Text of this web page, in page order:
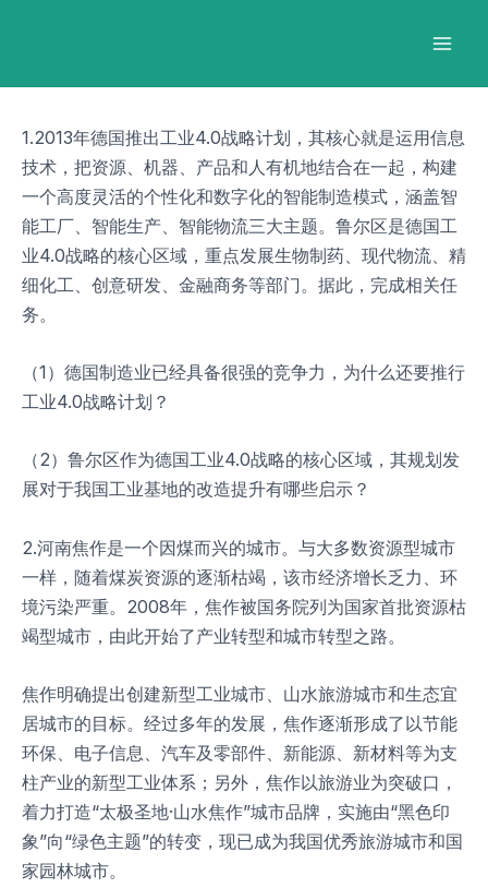
1.2013年德国推出工业4.0战略计划，其核心就是运用信息
技术，把资源、机器、产品和人有机地结合在一起，构建
一个高度灵活的个性化和数字化的智能制造模式，涵盖智
能工厂、智能生产、智能物流三大主题。鲁尔区是德国工
业4.0战略的核心区域，重点发展生物制药、现代物流、精
细化工、创意研发、金融商务等部门。据此，完成相关任
务。
（1）德国制造业已经具备很强的竞争力，为什么还要推行
工业4.0战略计划？
（2）鲁尔区作为德国工业4.0战略的核心区域，其规划发
展对于我国工业基地的改造提升有哪些启示？
2.河南焦作是一个因煤而兴的城市。与大多数资源型城市
一样，随着煤炭资源的逐渐枯竭，该市经济增长乏力、环
境污染严重。2008年，焦作被国务院列为国家首批资源枯
竭型城市，由此开始了产业转型和城市转型之路。
焦作明确提出创建新型工业城市、山水旅游城市和生态宜
居城市的目标。经过多年的发展，焦作逐渐形成了以节能
环保、电子信息、汽车及零部件、新能源、新材料等为支
柱产业的新型工业体系；另外，焦作以旅游业为突破口，
着力打造“太极圣地·山水焦作”城市品牌，实施由“黑色印
象”向“绿色主题”的转变，现已成为我国优秀旅游城市和国
家园林城市。